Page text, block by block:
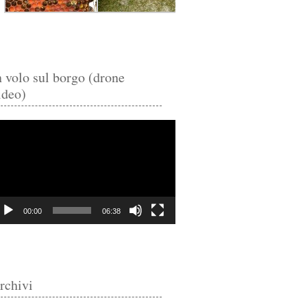
volo sul borgo (drone
00:00 06:38